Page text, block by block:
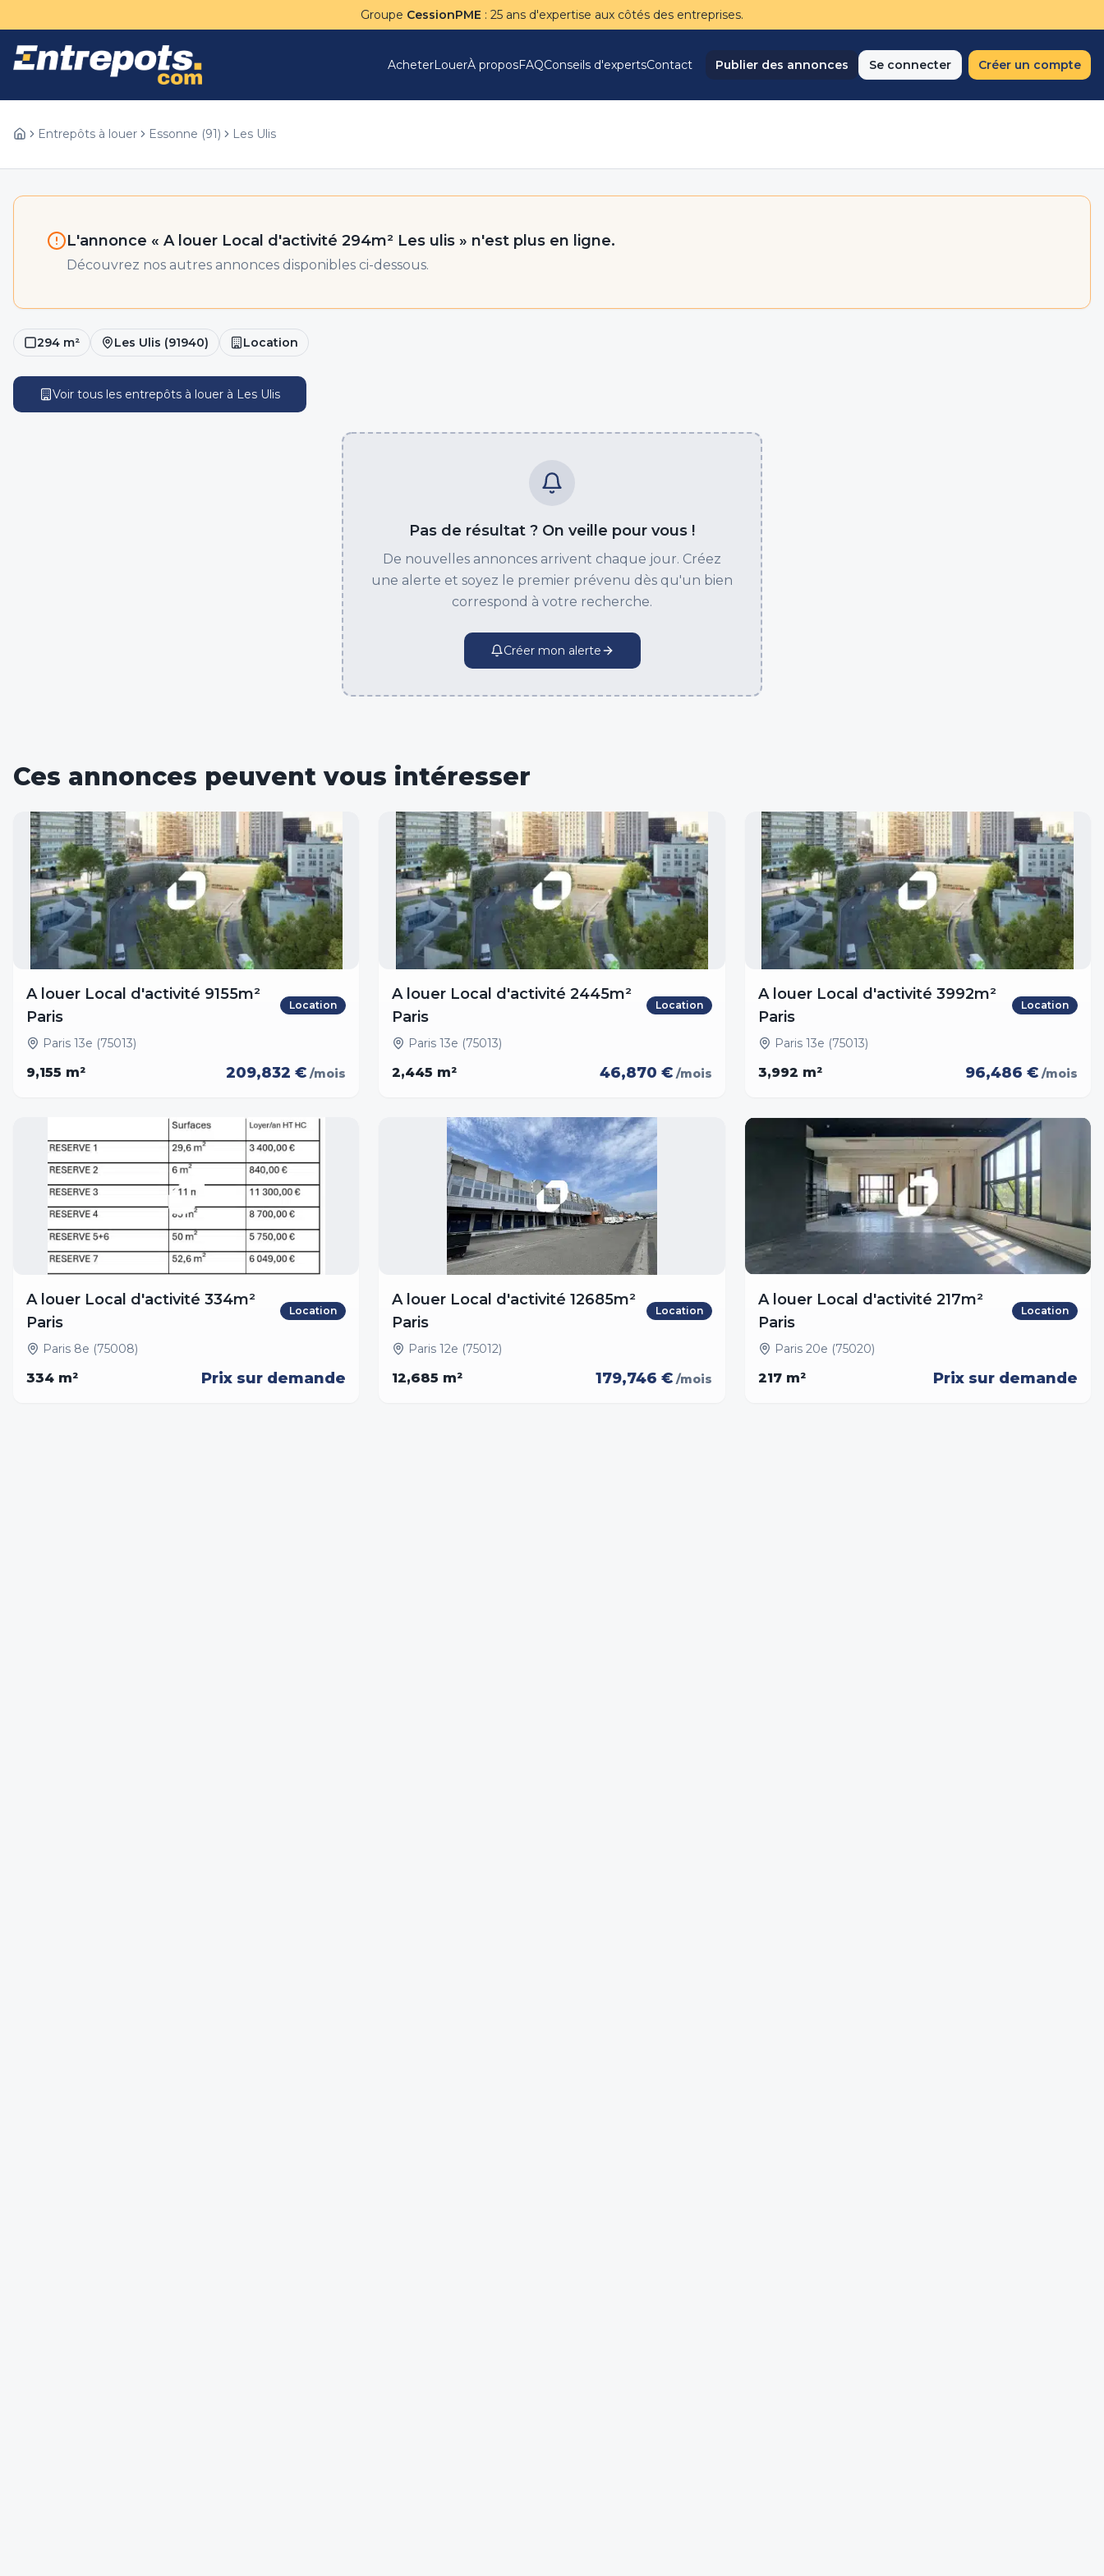
Groupe CessionPME : 25 ans d'expertise aux côtés des entreprises.
AcheterLouerÀ proposFAQConseils d'expertsContact Publier des annonces Se connecter Créer un compte
Entrepôts à louer Essonne (91) Les Ulis
L'annonce « A louer Local d'activité 294m² Les ulis » n'est plus en ligne.
Découvrez nos autres annonces disponibles ci-dessous.
294 m² Les Ulis (91940) Location
Voir tous les entrepôts à louer à Les Ulis
Pas de résultat ? On veille pour vous !
De nouvelles annonces arrivent chaque jour. Créez
une alerte et soyez le premier prévenu dès qu'un bien
correspond à votre recherche.
Créer mon alerte
Ces annonces peuvent vous intéresser
A louer Local d'activité 9155m²
Paris
Location
Paris 13e (75013)
9,155 m² 209,832 € /mois
A louer Local d'activité 2445m²
Paris
Location
Paris 13e (75013)
2,445 m² 46,870 € /mois
A louer Local d'activité 3992m²
Paris
Location
Paris 13e (75013)
3,992 m² 96,486 € /mois
A louer Local d'activité 334m²
Paris
Location
Paris 8e (75008)
334 m² Prix sur demande
A louer Local d'activité 12685m²
Paris
Location
Paris 12e (75012)
12,685 m² 179,746 € /mois
A louer Local d'activité 217m²
Paris
Location
Paris 20e (75020)
217m² Prix sur demande